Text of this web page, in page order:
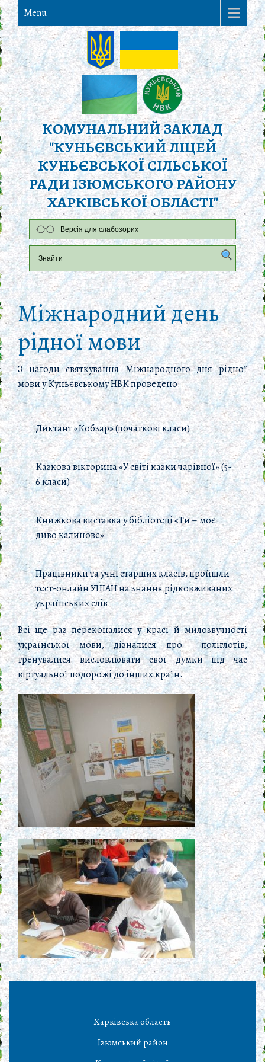
Menu
КОМУНАЛЬНИЙ ЗАКЛАД
"КУНЬЄВСЬКИЙ ЛІЦЕЙ
КУНЬЄВСЬКОЇ СІЛЬСЬКОЇ
РАДИ ІЗЮМСЬКОГО РАЙОНУ
ХАРКІВСЬКОЇ ОБЛАСТІ"
Версія для слабозорих
Міжнародний день
рідної мови
З нагоди святкування Міжнародного дня рідної
мови у Куньєвському НВК проведено:
Диктант «Кобзар» (початкові класи)
Казкова вікторина «У світі казки чарівної» (5-
6 класи)
Книжкова виставка у бібліотеці «Ти – моє
диво калинове»
Працівники та учні старших класів, пройшли
тест-онлайн УНІАН на знання рідковживаних
українських слів.
Всі ще раз переконалися у красі й милозвучності
української мови, дізналися про поліглотів,
тренувалися висловлювати свої думки під час
віртуальної подорожі до інших країн.
Харківська область
Ізюмський район